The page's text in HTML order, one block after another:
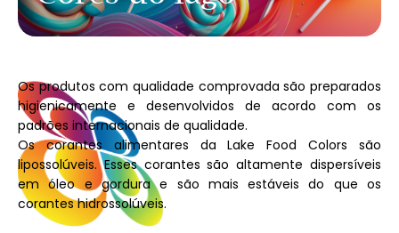
Os produtos com qualidade comprovada são preparados
higienicamente e desenvolvidos de acordo com os
padrões internacionais de qualidade.
Os corantes alimentares da Lake Food Colors são
lipossolúveis. Esses corantes são altamente dispersíveis
em óleo e gordura e são mais estáveis ​​do que os
corantes hidrossolúveis.